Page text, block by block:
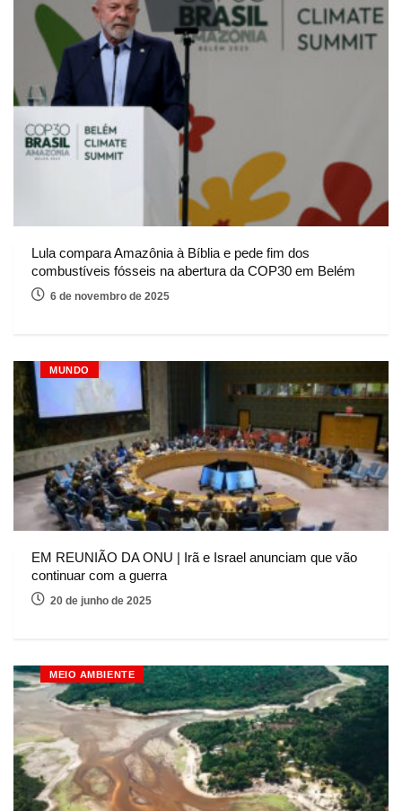
Lula compara Amazônia à Bíblia e pede fim dos
combustíveis fósseis na abertura da COP30 em Belém
6 de novembro de 2025
MUNDO
EM REUNIÃO DA ONU | Irã e Israel anunciam que vão
continuar com a guerra
20 de junho de 2025
MEIO AMBIENTE